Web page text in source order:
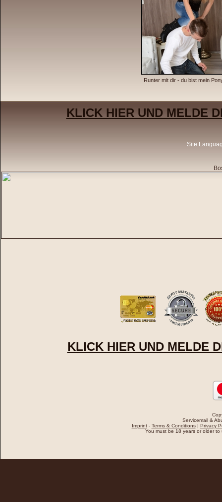
Runter mit dir - du bist mein
KLICK HIER UND MELDE
Site
KLICK HIER UND MELDE
Servicemail &
Imprint- Terms & Conditions| Privacy
You must be 18 years or older